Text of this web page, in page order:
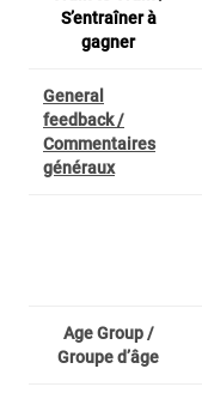
S’entraîner à
gagner
General
feedback /
Commentaires
généraux
Age Group /
Groupe d’âge